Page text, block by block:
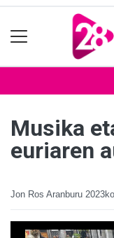
Musika
euriaren
Jon Ros Aranburu